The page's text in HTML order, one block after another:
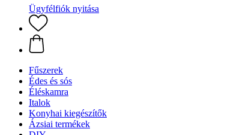
Ügyfélfiók nyitása
Fűszerek
Édes és sós
Éléskamra
Italok
Konyhai kiegészítők
Ázsiai termékek